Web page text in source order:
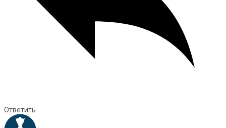
Ответить